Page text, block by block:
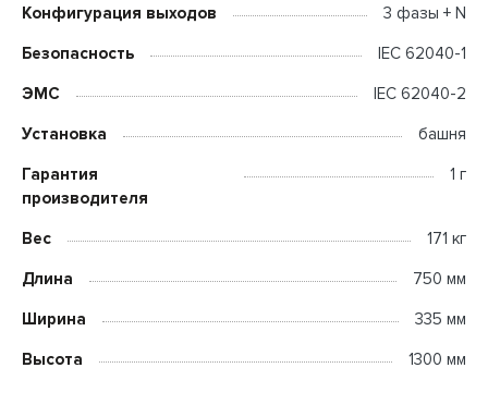
Конфигурация выходов 3 фазы + N
Безопасность IEC 62040-1
ЭМС IEC 62040-2
Установка башня
Гарантия
производителя
1 г
Вес 171 кг
Длина 750 мм
Ширина 335 мм
Высота 1300 мм